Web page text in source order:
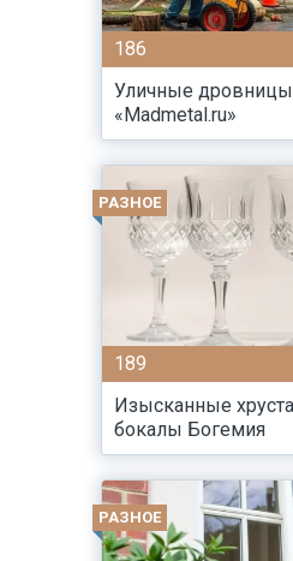
186
Уличные дровницы
«Madmetal.ru»
РАЗНОЕ
189
Изысканные
бокалы Богемия
РАЗНОЕ